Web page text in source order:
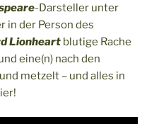
-Darsteller unter
in der Person des
Lionheart blutige Rache
eine(n) nach den
metzelt – und alles in